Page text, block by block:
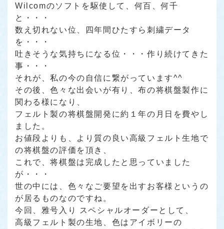
Wilcomのソフトを駆使して、何百、何千
と・・・
数え切れない位、四年間ひたすら刺繍データ
を・・・
吐きそうな気持ちになる位・・・作り続けてきた
事・・・
それが、私の今の自信に繋がっています^^
その後、色々な出会いが有り、布の将棋盤製作に
関わる様になり、
フェルト製の将棋盤開発に約１年の月日を費やし
ました。
お値段よりも、より質の良い高級フェルト生地で
の将棋盤の評価を頂き、
これで、将棋盤は完成したと思っていました
が・・・
世の中には、色々なご要望を出すお客様というの
が居るものなのですね。
今回、雅号入り スペシャルオーダーとして、
高級フェルト製の生地、色はアイボリーの